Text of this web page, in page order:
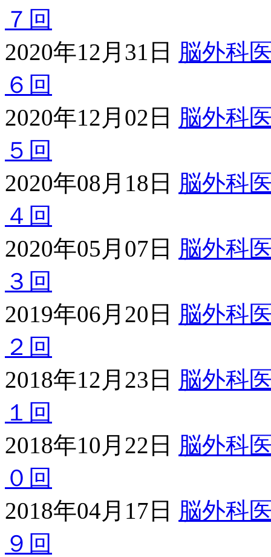
７回
2020年12月31日 脳外科
６回
2020年12月02日 脳外科
５回
2020年08月18日 脳外科
４回
2020年05月07日 脳外科
３回
2019年06月20日 脳外科
２回
2018年12月23日 脳外科
１回
2018年10月22日 脳外科
０回
2018年04月17日 脳外科
９回